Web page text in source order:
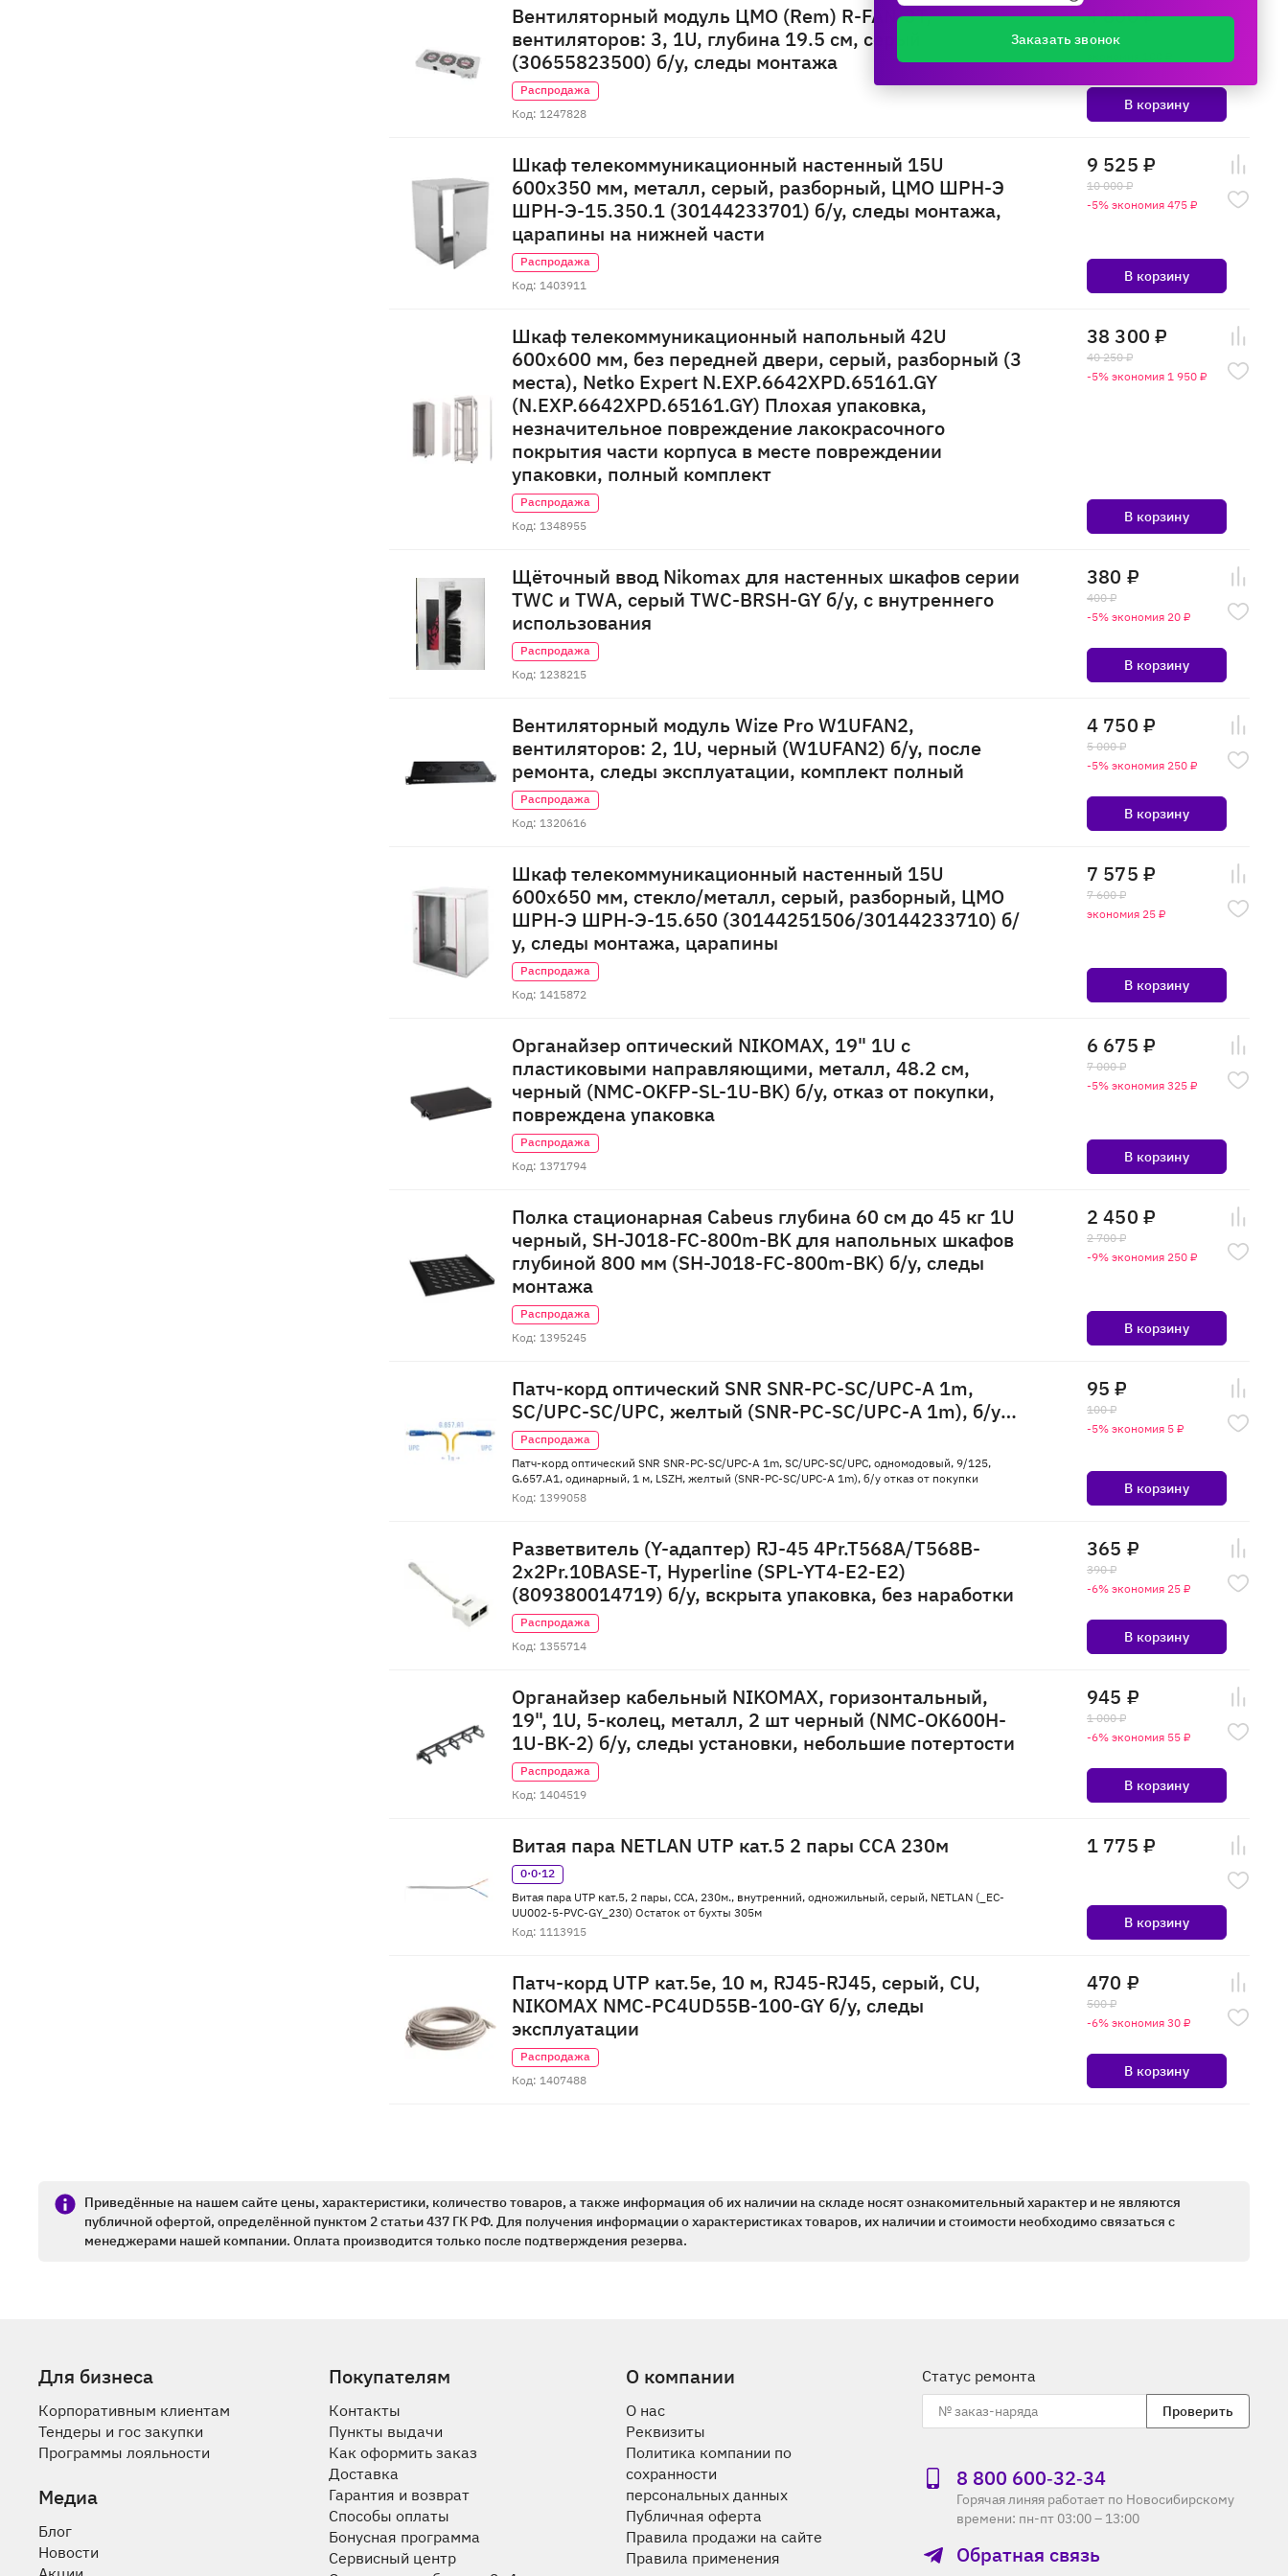
Вентиляторный модуль ЦМО (Rem) R-FAN-3T,
вентиляторов: 3, 1U, глубина 19.5 см, серый
(30655823500) б/у, следы монтажа
Распродажа
Код: 1247828
4 800 ₽
4 900 ₽
В корзину
Шкаф телекоммуникационный настенный 15U
600x350 мм, металл, серый, разборный, ЦМО ШРН-Э
ШРН-Э-15.350.1 (30144233701) б/у, следы монтажа,
царапины на нижней части
Распродажа
Код: 1403911
9 525 ₽
10 000 ₽
-5% экономия 475 ₽
В корзину
Шкаф телекоммуникационный напольный 42U
600x600 мм, без передней двери, серый, разборный (3
места), Netko Expert N.EXP.6642XPD.65161.GY
(N.EXP.6642XPD.65161.GY) Плохая упаковка,
незначительное повреждение лакокрасочного
покрытия части корпуса в месте повреждении
упаковки, полный комплект
Распродажа
Код: 1348955
38 300 ₽
40 250 ₽
-5% экономия 1 950 ₽
В корзину
Щёточный ввод Nikomax для настенных шкафов серии
TWC и TWA, серый TWC-BRSH-GY б/у, с внутреннего
использования
Распродажа
Код: 1238215
380 ₽
400 ₽
-5% экономия 20 ₽
В корзину
Вентиляторный модуль Wize Pro W1UFAN2,
вентиляторов: 2, 1U, черный (W1UFAN2) б/у, после
ремонта, следы эксплуатации, комплект полный
Распродажа
Код: 1320616
4 750 ₽
5 000 ₽
-5% экономия 250 ₽
В корзину
Шкаф телекоммуникационный настенный 15U
600x650 мм, стекло/металл, серый, разборный, ЦМО
ШРН-Э ШРН-Э-15.650 (30144251506/30144233710) б/
у, следы монтажа, царапины
Распродажа
Код: 1415872
7 575 ₽
7 600 ₽
экономия 25 ₽
В корзину
Органайзер оптический NIKOMAX, 19" 1U с
пластиковыми направляющими, металл, 48.2 см,
черный (NMC-OKFP-SL-1U-BK) б/у, отказ от покупки,
повреждена упаковка
Распродажа
Код: 1371794
6 675 ₽
7 000 ₽
-5% экономия 325 ₽
В корзину
Полка стационарная Cabeus глубина 60 см до 45 кг 1U
черный, SH-J018-FC-800m-BK для напольных шкафов
глубиной 800 мм (SH-J018-FC-800m-BK) б/у, следы
монтажа
Распродажа
Код: 1395245
2 450 ₽
2 700 ₽
-9% экономия 250 ₽
В корзину
Патч-корд оптический SNR SNR-PC-SC/UPC-A 1m,
SC/UPC-SC/UPC, желтый (SNR-PC-SC/UPC-A 1m), б/у
отказ от покупки
Распродажа
Патч-корд оптический SNR SNR-PC-SC/UPC-A 1m, SC/UPC-SC/UPC, одномодовый, 9/125,
G.657.A1, одинарный, 1 м, LSZH, желтый (SNR-PC-SC/UPC-A 1m), б/у отказ от покупки
Код: 1399058
95 ₽
100 ₽
-5% экономия 5 ₽
В корзину
Разветвитель (Y-адаптер) RJ-45 4Pr.T568A/T568B-
2x2Pr.10BASE-T, Hyperline (SPL-YT4-E2-E2)
(809380014719) б/у, вскрыта упаковка, без наработки
Распродажа
Код: 1355714
365 ₽
390 ₽
-6% экономия 25 ₽
В корзину
Органайзер кабельный NIKOMAX, горизонтальный,
19", 1U, 5-колец, металл, 2 шт черный (NMC-OK600H-
1U-BK-2) б/у, следы установки, небольшие потертости
Распродажа
Код: 1404519
945 ₽
1 000 ₽
-6% экономия 55 ₽
В корзину
Витая пара NETLAN UTP кат.5 2 пары CCA 230м
0·0·12
Витая пара UTP кат.5, 2 пары, CCA, 230м., внутренний, одножильный, серый, NETLAN (_EC-
UU002-5-PVC-GY_230) Остаток от бухты 305м
Код: 1113915
1 775 ₽
В корзину
Патч-корд UTP кат.5e, 10 м, RJ45-RJ45, серый, CU,
NIKOMAX NMC-PC4UD55B-100-GY б/у, следы
эксплуатации
Распродажа
Код: 1407488
470 ₽
500 ₽
-6% экономия 30 ₽
В корзину
Приведённые на нашем сайте цены, характеристики, количество товаров, а также информация об их наличии на складе носят ознакомительный характер и не являются
публичной офертой, определённой пунктом 2 статьи 437 ГК РФ. Для получения информации о характеристиках товаров, их наличии и стоимости необходимо связаться с
менеджерами нашей компании. Оплата производится только после подтверждения резерва.
Для бизнеса
Корпоративным клиентам
Тендеры и гос закупки
Программы лояльности
Медиа
Блог
Новости
Покупателям
Контакты
Пункты выдачи
Как оформить заказ
Доставка
Гарантия и возврат
Способы оплаты
Бонусная программа
Сервисный центр
О компании
О нас
Реквизиты
Политика компании по
сохранности
персональных данных
Публичная оферта
Правила продажи на сайте
Правила применения
Статус ремонта
Проверить
8 800 600‑32‑34
Горячая линяя работает по Новосибирскому
времени: пн-пт 03:00 – 13:00
Обратная связь
Заказать звонок